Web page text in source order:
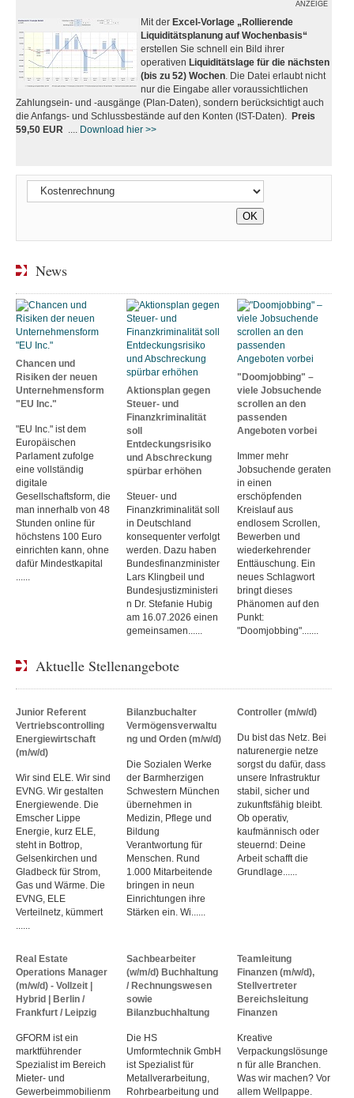
ANZEIGE
Mit der Excel-Vorlage „Rollierende
Liquiditätsplanung auf Wochenbasis“
erstellen Sie schnell ein Bild ihrer
operativen Liquiditätslage für die nächsten
(bis zu 52) Wochen . Die Datei erlaubt nicht
nur die Eingabe aller voraussichtlichen
Zahlungsein- und -ausgänge (Plan-Daten), sondern berücksichtigt auch
die Anfangs- und Schlussbestände auf den Konten (IST-Daten).
Preis
59,50 EUR
Download hier >>
News
Chancen und
Risiken der neuen
Unternehmensform
"EU Inc."
"EU Inc." ist dem
Europäischen
Parlament zufolge
eine vollständig
digitale
Gesellschaftsform, die
man innerhalb von 48
Stunden online für
höchstens 100 Euro
einrichten kann, ohne
dafür Mindestkapital
Aktionsplan gegen
Steuer- und
Finanzkriminalität
soll
Entdeckungsrisiko
und Abschreckung
spürbar erhöhen
Steuer- und
Finanzkriminalität soll
in Deutschland
konsequenter verfolgt
werden. Dazu haben
Bundesfinanzminister
Lars Klingbeil und
Bundesjustizministeri
n Dr. Stefanie Hubig
am 16.07.2026 einen
gemeinsamen......
"Doomjobbing" –
viele Jobsuchende
scrollen an den
passenden
Angeboten vorbei
Immer mehr
Jobsuchende geraten
in einen
erschöpfenden
Kreislauf aus
endlosem Scrollen,
Bewerben und
wiederkehrender
Enttäuschung. Ein
neues Schlagwort
bringt dieses
Phänomen auf den
Punkt:
"Doomjobbing".......
Aktuelle Stellenangebote
Junior Referent
Vertriebscontrolling
Energiewirtschaft
(m/w/d)
Wir sind ELE. Wir sind
EVNG. Wir gestalten
Energiewende. Die
Emscher Lippe
Energie, kurz ELE,
steht in Bottrop,
Gelsenkirchen und
Gladbeck für Strom,
Gas und Wärme. Die
EVNG, ELE
Verteilnetz, kümmert
Bilanzbuchalter
Vermögensverwaltu
ng und Orden (m/w/d)
Die Sozialen Werke
der Barmherzigen
Schwestern München
übernehmen in
Medizin, Pflege und
Bildung
Verantwortung für
Menschen. Rund
1.000 Mitarbeitende
bringen in neun
Einrichtungen ihre
Stärken ein. Wi......
Controller (m/w/d)
Du bist das Netz. Bei
naturenergie netze
sorgst du dafür, dass
unsere Infrastruktur
stabil, sicher und
zukunftsfähig bleibt.
Ob operativ,
kaufmännisch oder
steuernd: Deine
Arbeit schafft die
Grundlage......
Real Estate
Operations Manager
(m/w/d) - Vollzeit |
Hybrid | Berlin /
Frankfurt / Leipzig
GFORM ist ein
marktführender
Spezialist im Bereich
Mieter- und
Gewerbeimmobilienm
Sachbearbeiter
(w/m/d) Buchhaltung
/ Rechnungswesen
sowie
Bilanzbuchhaltung
Die HS
Umformtechnik GmbH
ist Spezialist für
Metallverarbeitung,
Rohrbearbeitung und
Teamleitung
Finanzen (m/w/d),
Stellvertreter
Bereichsleitung
Finanzen
Kreative
Verpackungslösunge
n für alle Branchen.
Was wir machen? Vor
allem Wellpappe.